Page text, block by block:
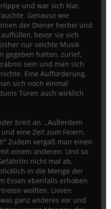
und war sich klar,
Genauso wie
der Diener herbei und
bevor sie sich
nur seichte Musik
gegeben hatten, zurief,
sein und man sich
Eine Aufforderung,
sich noch einmal
Türen auch wirklich
breit an. „Außerdem
eine Zeit zum Feiern.
Zudem vergaß man einen
einem anderen. Und so
nicht mal ab,
in die Menge der
Essen ebenfalls erhoben
wollten. Livven
ganz anderes vor und